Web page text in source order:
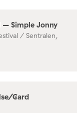
– Simple Jonny
/ Sentralen,
Gard